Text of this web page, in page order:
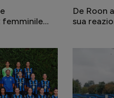
femminile
De Roon
sua